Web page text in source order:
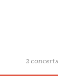
2 concerts